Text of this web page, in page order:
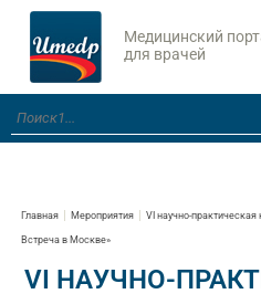
Медицинский
для врачей
Главная Мероприятия VI научно-
Встреча в Москве»
VI НАУЧНО-